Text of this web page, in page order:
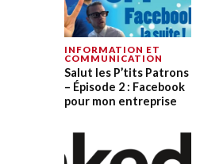
INFORMATION ET
COMMUNICATION
Salut les P’tits Patrons
– Épisode 2 : Facebook
pour mon entreprise